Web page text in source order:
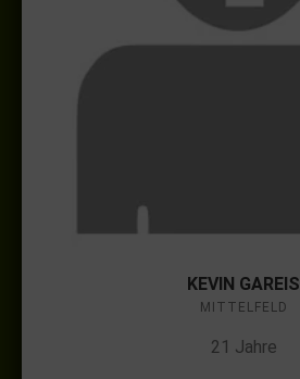
KEVIN GAREIS
MITTELFELD
21 Jahre